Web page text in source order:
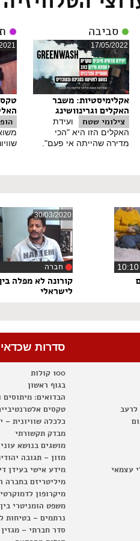
לפני 21 שנים. אף אחד לא ידע בעצם שמה
לדבר על זה במשפחה, לדבר על זה
בבעיה והגברים האלימים זו הבעיה.
מגברים, לגמרי לא. צריך להוציא
להיות איזה שהוא מקום שהוא
אין ברירה אחרת. והמדינה, אם
הרצח של מאיה נגע בי כל כך. אבל
צמד הרציחות שהוציא אותנו למחאה
לא משנה מאיזה רקע האשה הזו מגיעה.
סביבה
17/05/2022
אקלימיסטיות: משבר
האקלים וגרינוושינג
צילומי שטח
ועידת
האקלים הזו היא "הכי
מדירה שהייתה אי פעם".
30/03/2020
חברה
קורונה לא מפלה
לישראלי
לרעב
עצמאי
סדרות
100 קולות
בגוף ראשון
הבדואים: מיתוסים
טקסים
כלכלה שוויונית –
מבדק תקשורתי
מושגים בנושא
מזון – תגובה
מידע אישי בעידן
מיליטריזם בחברה
מיקרופון
משפט הומניטרי
נרתמים – בטיחות
סדר חברתי –